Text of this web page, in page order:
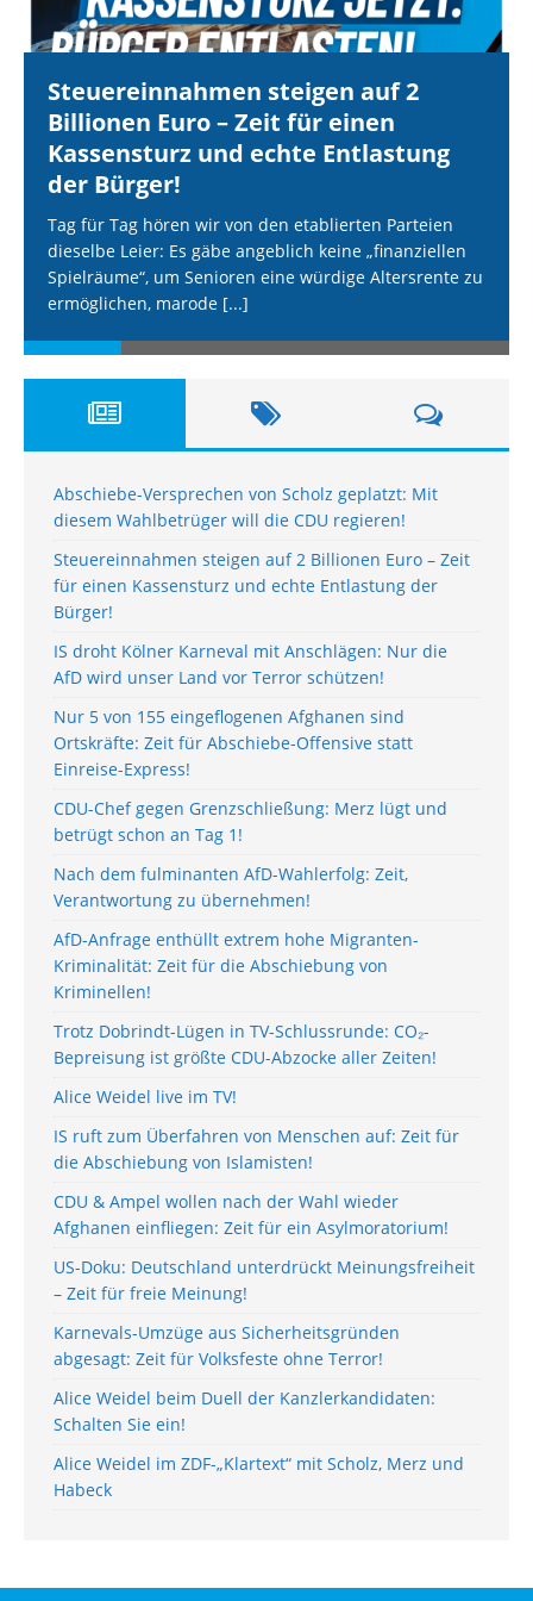
Steuereinnahmen steigen auf 2
Billionen Euro – Zeit für einen
Kassensturz und echte Entlastung
der Bürger!
Tag für Tag hören wir von den etablierten Parteien
dieselbe Leier: Es gäbe angeblich keine „finanziellen
Spielräume“, um Senioren eine würdige Altersrente zu
ermöglichen, marode [...]
Abschiebe-Versprechen von Scholz geplatzt: Mit
diesem Wahlbetrüger will die CDU regieren!
Steuereinnahmen steigen auf 2 Billionen Euro – Zeit
für einen Kassensturz und echte Entlastung der
Bürger!
IS droht Kölner Karneval mit Anschlägen: Nur die
AfD wird unser Land vor Terror schützen!
Nur 5 von 155 eingeflogenen Afghanen sind
Ortskräfte: Zeit für Abschiebe-Offensive statt
Einreise-Express!
CDU-Chef gegen Grenzschließung: Merz lügt und
betrügt schon an Tag 1!
Nach dem fulminanten AfD-Wahlerfolg: Zeit,
Verantwortung zu übernehmen!
AfD-Anfrage enthüllt extrem hohe Migranten-
Kriminalität: Zeit für die Abschiebung von
Kriminellen!
Trotz Dobrindt-Lügen in TV-Schlussrunde: CO₂-
Bepreisung ist größte CDU-Abzocke aller Zeiten!
Alice Weidel live im TV!
IS ruft zum Überfahren von Menschen auf: Zeit für
die Abschiebung von Islamisten!
CDU & Ampel wollen nach der Wahl wieder
Afghanen einfliegen: Zeit für ein Asylmoratorium!
US-Doku: Deutschland unterdrückt Meinungsfreiheit
– Zeit für freie Meinung!
Karnevals-Umzüge aus Sicherheitsgründen
abgesagt: Zeit für Volksfeste ohne Terror!
Alice Weidel beim Duell der Kanzlerkandidaten:
Schalten Sie ein!
Alice Weidel im ZDF-„Klartext“ mit Scholz, Merz und
Habeck